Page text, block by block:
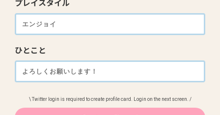
プレイスタイル
ひとこと
\ Twitter login is required to create profile card. Login on the next screen. /